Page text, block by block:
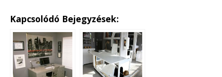
Kapcsolódó Bejegyzések: